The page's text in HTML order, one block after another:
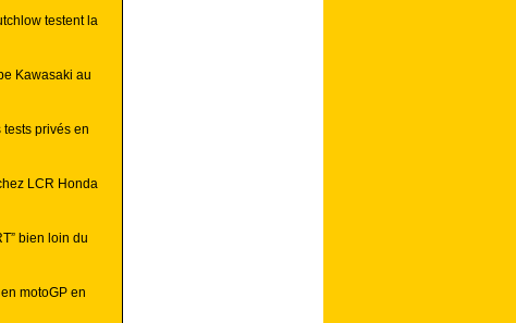
testent la
Kawasaki au
tests privés en
LCR Honda
bien loin du
motoGP en